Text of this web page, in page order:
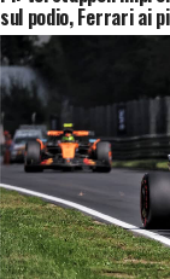
sul podio, Ferrari ai